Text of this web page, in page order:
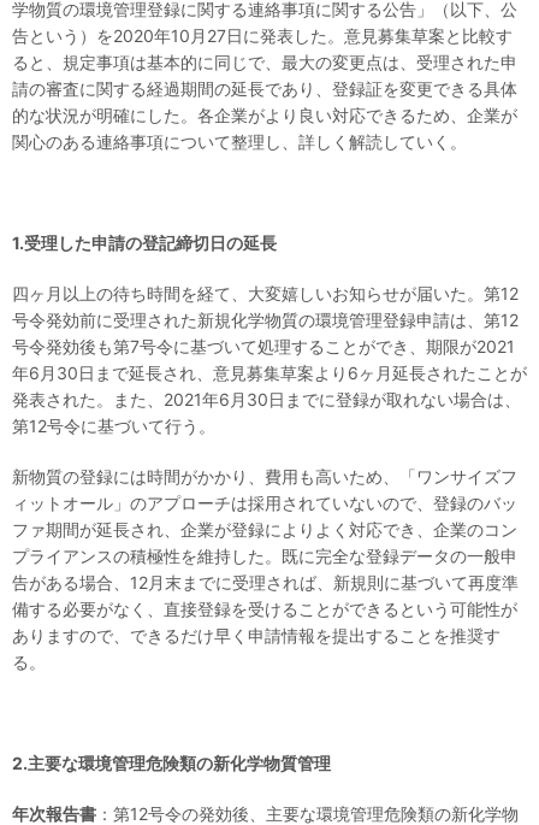
学物質の環境管理登録に関する連絡事項に関する公告」（以下、公
告という）を2020年10月27日に発表した。意見募集草案と比較す
ると、規定事項は基本的に同じで、最大の変更点は、受理された申
請の審査に関する経過期間の延長であり、登録証を変更できる具体
的な状況が明確にした。各企業がより良い対応できるため、企業が
関心のある連絡事項について整理し、詳しく解読していく。
1.受理した申請の登記締切日の延長
四ヶ月以上の待ち時間を経て、大変嬉しいお知らせが届いた。第12
号令発効前に受理された新規化学物質の環境管理登録申請は、第12
号令発効後も第7号令に基づいて処理することができ、期限が2021
年6月30日まで延長され、意見募集草案より6ヶ月延長されたことが
発表された。また、2021年6月30日までに登録が取れない場合は、
第12号令に基づいて行う。
新物質の登録には時間がかかり、費用も高いため、「ワンサイズフ
ィットオール」のアプローチは採用されていないので、登録のバッ
ファ期間が延長され、企業が登録によりよく対応でき、企業のコン
プライアンスの積極性を維持した。既に完全な登録データの一般申
告がある場合、12月末までに受理されば、新規則に基づいて再度準
備する必要がなく、直接登録を受けることができるという可能性が
ありますので、できるだけ早く申請情報を提出することを推奨す
る。
2.主要な環境管理危険類の新化学物質管理
年次報告書 ：第12号令の発効後、主要な環境管理危険類の新化学物